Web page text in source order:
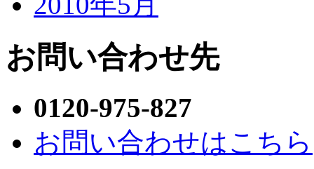
お問い合わせ先
0120-975-827
お問い合わせはこちら